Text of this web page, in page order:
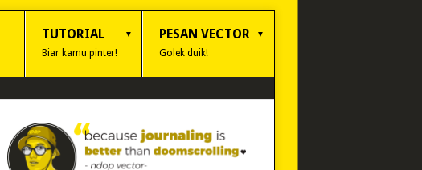
TUTORIAL
Biar kamu pinter!
PESAN VECTOR
Golek duik!